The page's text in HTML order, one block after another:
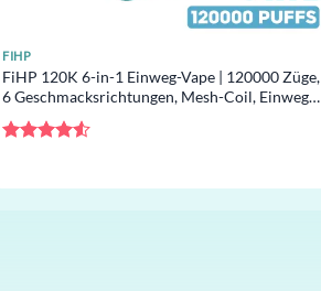
FIHP
FiHP 120K 6-in-1 Einweg-Vape | 120000 Züge,
6 Geschmacksrichtungen, Mesh-Coil, Einweg-
Vape im Großhandel
von 5